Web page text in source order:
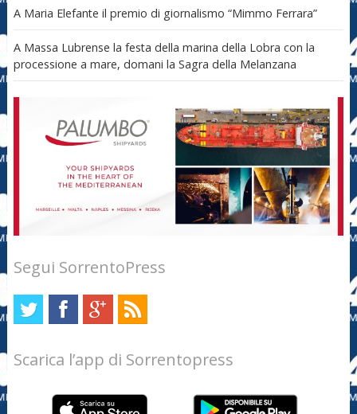
A Maria Elefante il premio di giornalismo “Mimmo Ferrara”
A Massa Lubrense la festa della marina della Lobra con la
processione a mare, domani la Sagra della Melanzana
Segui SorrentoPress
Scarica l’app di Sorrentopress